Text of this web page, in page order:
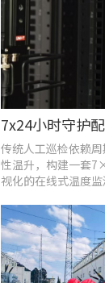
传统人工巡检依赖
性温升，构建一套
视化的在线式温度